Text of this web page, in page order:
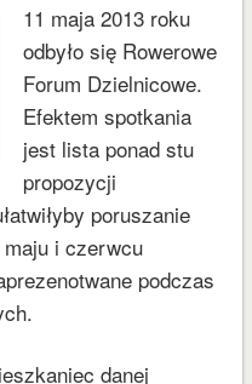
11 maja 2013 roku
odbyło się Rowerowe
Forum Dzielnicowe.
Efektem spotkania
jest lista ponad stu
propozycji
poruszanie
i czerwcu
podczas
danej